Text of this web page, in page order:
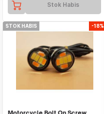
Stok Habis
STOK HABIS -18%